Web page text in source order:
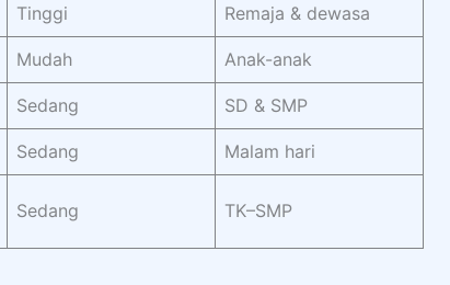
Tinggi Remaja & dewasa
Mudah Anak-anak
Sedang SD & SMP
Sedang Malam hari
Sedang TK–SMP